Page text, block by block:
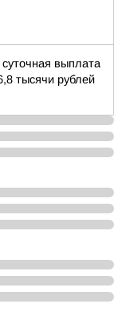
выплата
тысячи рублей